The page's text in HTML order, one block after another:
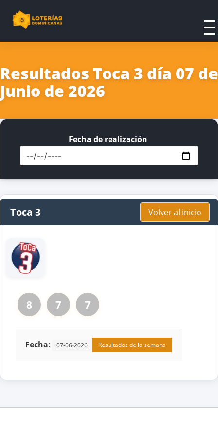
Resultados Toca 3 día 07 de
Junio de 2026
Fecha de realización
Toca 3 Volver al inicio
8 7 7
Fecha: 07-06-2026 Resultados de la semana